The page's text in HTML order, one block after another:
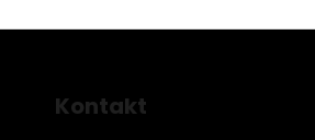
Kontakt